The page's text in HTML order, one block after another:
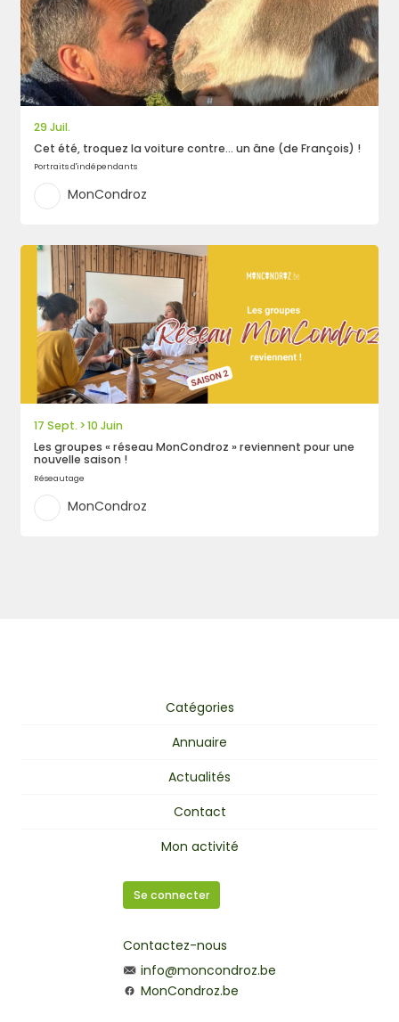
Rechercher
29 Juil.
Cet été, troquez la voiture contre… un âne (de François) !
Portraits d'indépendants
MonCondroz
17 Sept. >10 Juin
Les groupes « réseau MonCondroz » reviennent pour une
nouvelle saison !
Réseautage
MonCondroz
Catégories
Annuaire
Actualités
Contact
Mon activité
Se connecter
Contactez-nous
info@moncondroz.be
MonCondroz.be